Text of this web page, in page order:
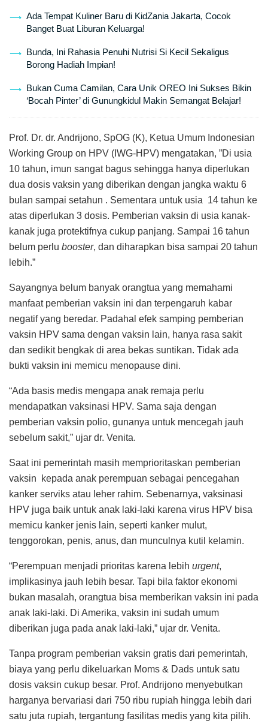
Ada Tempat Kuliner Baru di KidZania Jakarta, Cocok
Banget Buat Liburan Keluarga!
Bunda, Ini Rahasia Penuhi Nutrisi Si Kecil Sekaligus
Borong Hadiah Impian!
Bukan Cuma Camilan, Cara Unik OREO Ini Sukses Bikin
‘Bocah Pinter’ di Gunungkidul Makin Semangat Belajar!
Prof. Dr. dr. Andrijono, SpOG (K), Ketua Umum Indonesian
Working Group on HPV (IWG-HPV) mengatakan, ”Di usia
10 tahun, imun sangat bagus sehingga hanya diperlukan
dua dosis vaksin yang diberikan dengan jangka waktu 6
bulan sampai setahun . Sementara untuk usia 14 tahun ke
atas diperlukan 3 dosis. Pemberian vaksin di usia kanak-
kanak juga protektifnya cukup panjang. Sampai 16 tahun
belum perlu booster, dan diharapkan bisa sampai 20 tahun
lebih.”
Sayangnya belum banyak orangtua yang memahami
manfaat pemberian vaksin ini dan terpengaruh kabar
negatif yang beredar. Padahal efek samping pemberian
vaksin HPV sama dengan vaksin lain, hanya rasa sakit
dan sedikit bengkak di area bekas suntikan. Tidak ada
bukti vaksin ini memicu menopause dini.
“Ada basis medis mengapa anak remaja perlu
mendapatkan vaksinasi HPV. Sama saja dengan
pemberian vaksin polio, gunanya untuk mencegah jauh
sebelum sakit,” ujar dr. Venita.
Saat ini pemerintah masih memprioritaskan pemberian
vaksin kepada anak perempuan sebagai pencegahan
kanker serviks atau leher rahim. Sebenarnya, vaksinasi
HPV juga baik untuk anak laki-laki karena virus HPV bisa
memicu kanker jenis lain, seperti kanker mulut,
tenggorokan, penis, anus, dan munculnya kutil kelamin.
“Perempuan menjadi prioritas karena lebih urgent,
implikasinya jauh lebih besar. Tapi bila faktor ekonomi
bukan masalah, orangtua bisa memberikan vaksin ini pada
anak laki-laki. Di Amerika, vaksin ini sudah umum
diberikan juga pada anak laki-laki,” ujar dr. Venita.
Tanpa program pemberian vaksin gratis dari pemerintah,
biaya yang perlu dikeluarkan Moms & Dads untuk satu
dosis vaksin cukup besar. Prof. Andrijono menyebutkan
harganya bervariasi dari 750 ribu rupiah hingga lebih dari
satu juta rupiah, tergantung fasilitas medis yang kita pilih.